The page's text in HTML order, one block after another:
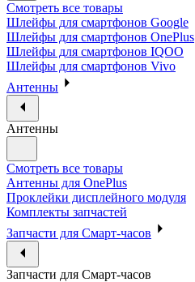
Смотреть все товары
Шлейфы для смартфонов Google
Шлейфы для смартфонов OnePlus
Шлейфы для смартфонов IQOO
Шлейфы для смартфонов Vivo
Антенны
Антенны
Смотреть все товары
Антенны для OnePlus
Проклейки дисплейного модуля
Комплекты запчастей
Запчасти для Смарт-часов
Запчасти для Смарт-часов